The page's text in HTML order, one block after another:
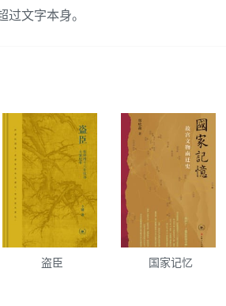
文字本身。
盗臣 国家记忆